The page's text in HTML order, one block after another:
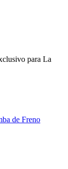
para La
de Freno